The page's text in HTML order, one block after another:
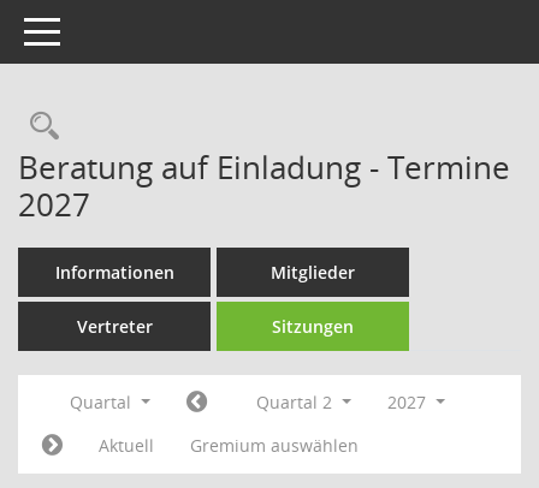
Toggle navigation
Rechercheauswahl
Beratung auf Einladung - Termine
2027
Informationen Mitglieder
Vertreter Sitzungen
Quartal Quartal 2
2027
Aktuell
Gremium auswählen